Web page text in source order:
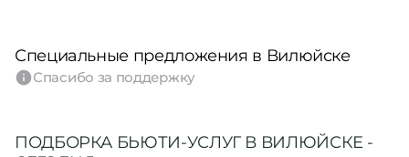
Специальные предложения в Вилюйске
Спасибо за поддержку
ПОДБОРКА БЬЮТИ-УСЛУГ В ВИЛЮЙСКЕ -